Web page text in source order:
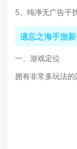
5、纯净无广告干
遗忘之海手游
一、游戏定位
拥有非常多玩法